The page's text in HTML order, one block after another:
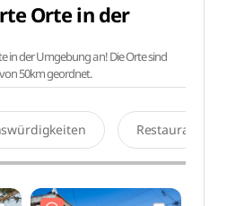
Orte in der
in der Umgebung an! Die Orte sind
50km geordnet.
Restaurants